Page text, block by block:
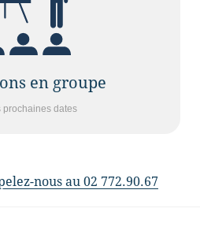
en groupe
prochaines dates
nous au 02 772.90.67